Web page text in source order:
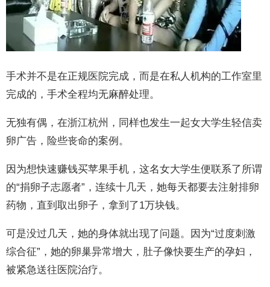
手术并不是在正规医院完成，而是在私人机构的工作室里
完成的，手术全程均无麻醉处理。
无独有偶，在浙江杭州，同样也发生一起女大学生轻信卖
卵广告，险些丧命的案例。
因为想快速赚钱买苹果手机，这名女大学生便联系了所谓
的“捐卵子志愿者”，连续十几天，她每天都要去注射排卵
药物，直到取出卵子，拿到了1万块钱。
可是没过几天，她的身体就出现了问题。因为“过度刺激
综合征”，她的卵巢异常增大，肚子像快要生产的孕妇，
被紧急送往医院治疗。